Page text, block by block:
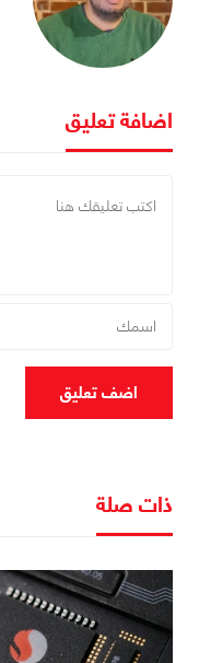
اضافة تعليق
اضف تعليق
ذات صلة